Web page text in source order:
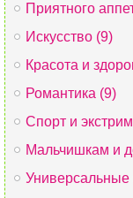
Приятного
Искусство (9)
Красота и
Романтика (9)
Спорт и
Мальчишкам и